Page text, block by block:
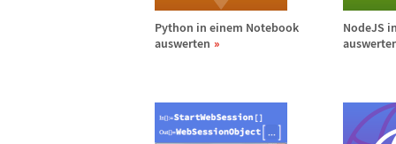
Python in einem Notebook
auswerten
NodeJS